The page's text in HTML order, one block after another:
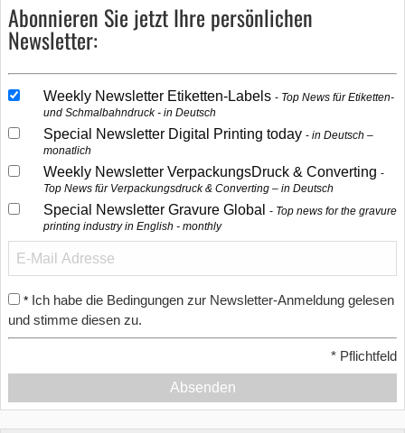
Abonnieren Sie jetzt Ihre persönlichen
Newsletter:
Weekly Newsletter Etiketten-Labels
Top News für Etiketten-
und Schmalbahndruck - in Deutsch
Special Newsletter Digital Printing today
in Deutsch –
monatlich
Weekly Newsletter VerpackungsDruck & Converting
Top News für Verpackungsdruck & Converting – in Deutsch
Special Newsletter Gravure Global
Top news for the gravure
printing industry in English - monthly
* Ich habe die Bedingungen zur Newsletter-Anmeldung gelesen
und stimme diesen zu.
* Pflichtfeld
Absenden